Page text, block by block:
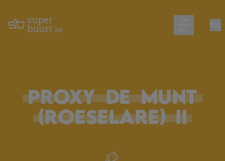
Open main
PROXY DE MUNT
(Roeselare) II